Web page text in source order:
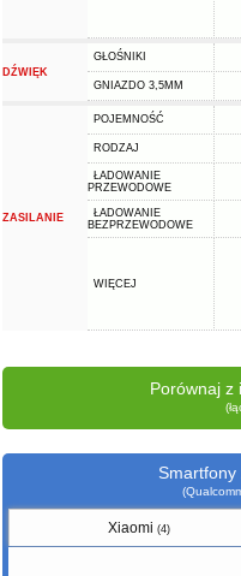
DŹWIĘK
GŁOŚNIKI
GNIAZDO 3,5MM
ZASILANIE
POJEMNOŚĆ
RODZAJ
ŁADOWANIE
PRZEWODOWE
ŁADOWANIE
BEZPRZEWODOWE
WIĘCEJ
Porównaj z
Xiaomi (4)